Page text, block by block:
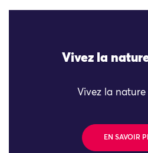
Vivez la
Vivez la nature
EN SAVOIR